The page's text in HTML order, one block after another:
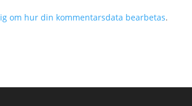
om hur din kommentarsdata bearbetas.